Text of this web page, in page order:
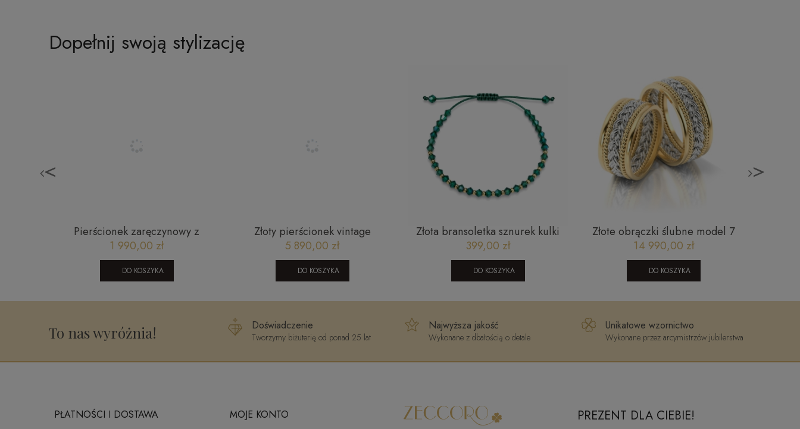
Dopełnij swoją stylizację
<
Pierścionek zaręczynowy z
diamentem - Flower 0,1 ct
1 990,00 zł
DO KOSZYKA
Złoty pierścionek vintage
JR13602CHY
5 890,00 zł
DO KOSZYKA
Złota bransoletka sznurek kulki
diamentowane 585 2503202415
399,00 zł
DO KOSZYKA
Złote obrączki ślubne model 7
żółto białe złoto
14 990,00 zł
DO KOSZYKA
>
To nas wyróżnia! Doświadczenie
Tworzymy biżuterię od ponad 25 lat
Najwyższa jakość
Wykonane z dbałością o detale
Unikatowe wzornictwo
Wykonane przez arcymistrzów jubilerstwa
PŁATNOŚCI I DOSTAWA MOJE KONTO PREZENT DLA CIEBIE!